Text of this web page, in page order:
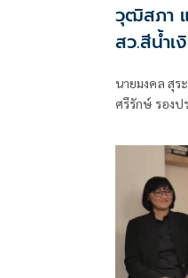
วุฒิสภา
สว.สีน้ำเ
นายมงคล สุร
ศรีรักษ์ รองป
ใต้ความรับผิ
รับรู้ รับทรา